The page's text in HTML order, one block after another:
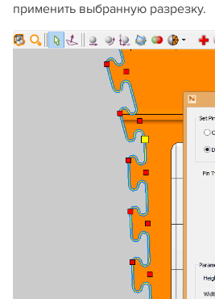
применить выбранную разрезку.